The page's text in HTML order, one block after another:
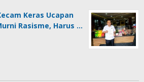
Keras Ucapan
Rasisme, Harus …